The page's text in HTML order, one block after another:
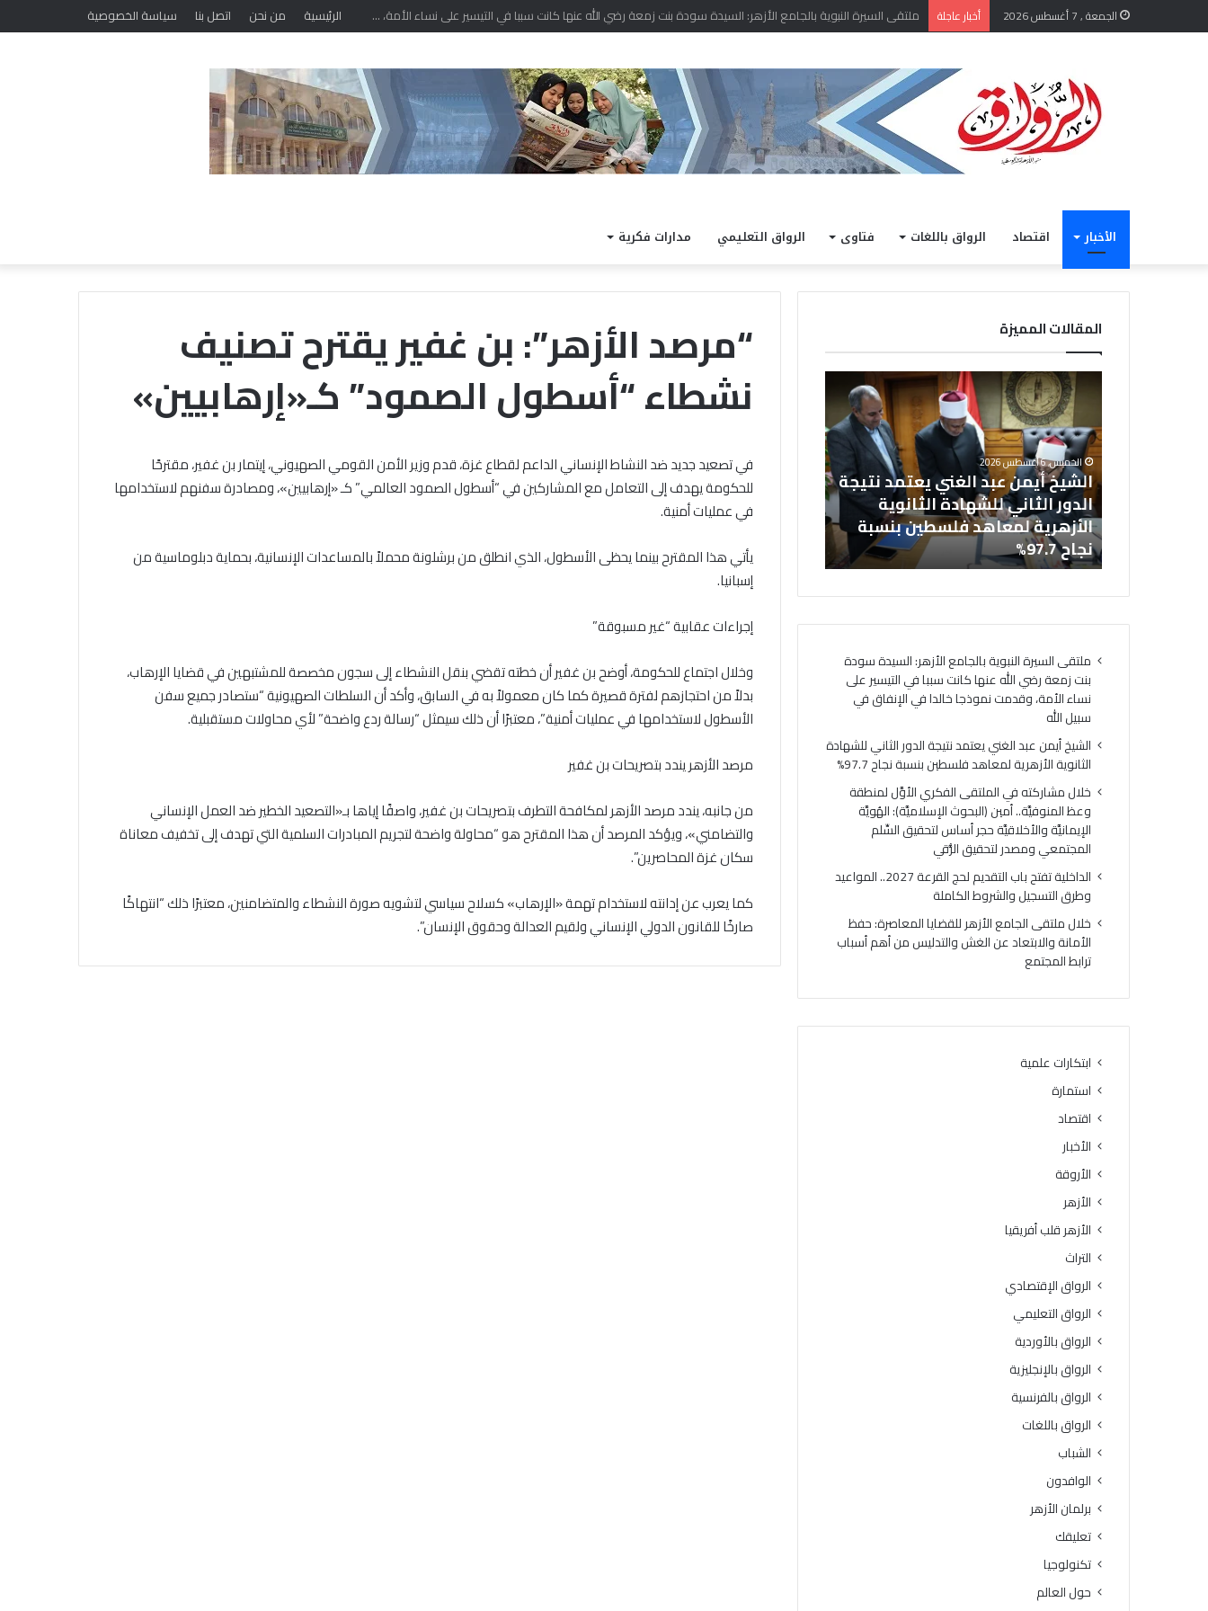
الجمعة , 7 أغسطس 2026 أخبار عاجلة الشيخ أيمن عبد الغني يعتمد نتيجة الدور الثاني للشهادة الثانوية الأزهرية لمعاهد فلسطين بنسبة نجاح 97.7% الرئيسية من نحن اتصل بنا سياسة الخصوصية
الأخبار اقتصاد الرواق باللغات فتاوى الرواق التعليمي مدارات فكرية
“مرصد الأزهر”: بن غفير يقترح تصنيف
نشطاء “أسطول الصمود” كـ«إرهابيين»
في تصعيد جديد ضد النشاط الإنساني الداعم لقطاع غزة، قدم وزير الأمن القومي الصهيوني، إيتمار بن غفير، مقترحًا
للحكومة يهدف إلى التعامل مع المشاركين في “أسطول الصمود العالمي” كـ «إرهابيين»، ومصادرة سفنهم لاستخدامها
في عمليات أمنية.
يأتي هذا المقترح بينما يحظى الأسطول، الذي انطلق من برشلونة محملاً بالمساعدات الإنسانية، بحماية دبلوماسية من
إسبانيا.
إجراءات عقابية “غير مسبوقة”
وخلال اجتماع للحكومة، أوضح بن غفير أن خطته تقضي بنقل النشطاء إلى سجون مخصصة للمشتبهين في قضايا الإرهاب،
بدلاً من احتجازهم لفترة قصيرة كما كان معمولاً به في السابق، وأكد أن السلطات الصهيونية “ستصادر جميع سفن
الأسطول لاستخدامها في عمليات أمنية”، معتبرًا أن ذلك سيمثل “رسالة ردع واضحة” لأي محاولات مستقبلية.
مرصد الأزهر يندد بتصريحات بن غفير
من جانبه، يندد مرصد الأزهر لمكافحة التطرف بتصريحات بن غفير، واصفًا إياها بـ«التصعيد الخطير ضد العمل الإنساني
والتضامني»، ويؤكد المرصد أن هذا المقترح هو “محاولة واضحة لتجريم المبادرات السلمية التي تهدف إلى تخفيف معاناة
سكان غزة المحاصرين”.
كما يعرب عن إدانته لاستخدام تهمة «الإرهاب» كسلاح سياسي لتشويه صورة النشطاء والمتضامنين، معتبرًا ذلك “انتهاكًا
صارخًا للقانون الدولي الإنساني ولقيم العدالة وحقوق الإنسان”.
المقالات المميزة
الغني
يعتمد
نتيجة
الدور
الثاني
للشهادة
الثانوية
الأزهرية
بنسبة
97.7%
الخميس, 6 أغسطس 2026
الشيخ أيمن عبد الغني يعتمد نتيجة
الدور الثاني للشهادة الثانوية
الأزهرية لمعاهد فلسطين بنسبة
نجاح 97.7%
مشاركته
الملتقى
الفكري
الأوَّل
لمنطقة
وعظ
المنوفيَّة..
(البحوث
الإيمانيَّة
الأوَّل لمنطقة وعظ المنوفيَّة.. أمين
(البحوث الإسلاميَّة): الهُويَّة
الإيمانيَّة والأخلاقيَّة حجر أساس
لتحقيق السِّلم المجتمعي ومصدر
لتحقيق الرُّقي
الداخلية
تفتح
باب
لحج
القرعة
2027..
التسجيل
والشروط
الخميس, 6 أغسطس 2026
الداخلية تفتح باب التقديم لحج
التسجيل والشروط الكاملة
ملتقى
الجامع
للقضايا
المعاصرة:
حفظ
عن
الغش
ترابط
المجتمع
الخميس, 6 أغسطس 2026
خلال ملتقى الجامع الأزهر للقضايا
المعاصرة: حفظ الأمانة والابتعاد عن
ترابط المجتمع
ملتقى السيرة النبوية بالجامع الأزهر: السيدة سودة
بنت زمعة رضي الله عنها كانت سببا في التيسير على
نساء الأمة، وقدمت نموذجا خالدا في الإنفاق في
سبيل الله
الشيخ أيمن عبد الغني يعتمد نتيجة الدور الثاني للشهادة
الثانوية الأزهرية لمعاهد فلسطين بنسبة نجاح 97.7%
خلال مشاركته في الملتقى الفكري الأوَّل لمنطقة
وعظ المنوفيَّة.. أمين (البحوث الإسلاميَّة): الهُويَّة
الإيمانيَّة والأخلاقيَّة حجر أساس لتحقيق السِّلم
المجتمعي ومصدر لتحقيق الرُّقي
الداخلية تفتح باب التقديم لحج القرعة 2027.. المواعيد
وطرق التسجيل والشروط الكاملة
خلال ملتقى الجامع الأزهر للقضايا المعاصرة: حفظ
الأمانة والابتعاد عن الغش والتدليس من أهم أسباب
ترابط المجتمع
ابتكارات علمية
استمارة
اقتصاد
الأخبار
الأروقة
الأزهر
الأزهر قلب أفريقيا
التراث
الرواق الإقتصادي
الرواق التعليمي
الرواق بالأوردية
الرواق بالإنجليزية
الرواق بالفرنسية
الرواق باللغات
الشباب
الوافدون
برلمان الأزهر
تعليقك
تكنولوجيا
حول العالم